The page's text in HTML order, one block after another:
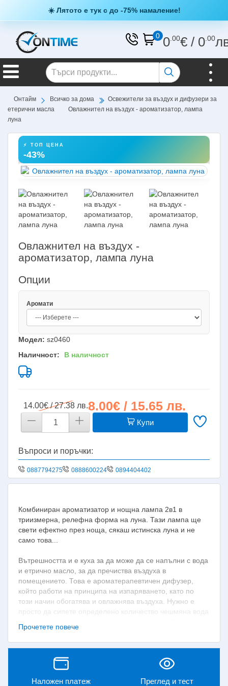
☀️ Лятото е тук с до -75% намаление!
0 0.00€/ 0.00
Онтайм Всичко за дома
Освежители за въздух и дифузери за
етерични масла
Овлажнител на въздух - ароматизатор, лампа
луна
⚡ ТОП ЦЕНА
-43%
Овлажнител на въздух -
ароматизатор, лампа луна
Опции
Аромати
Модел: sz0460
Наличност:
В наличност
14.00€ / 27.38 лв.8.00€ / 15.65 лв.
Купи
Въпроси и поръчки:
0887794275 0888600224 0894404402
Комбиниран ароматизатор и нощна лампа 2в1 в
триизмерна, релефна форма на луна. Тази лампа ще
свети ефектно през ноща, сякаш истинска луна и не
само това...
Вътрешността и е куха за да може да се напълни с вода
и етрично масло, за да пречиства въздуха в
помещението. Това е ароматерапевтичен дифузер,
който работи на принципа на изпаряването, като по
този начин обогатява и овлажнява въздуха. Нужно е
просто да сипете определено количество чешмяна вода
включи, лампата ще засвети и започне да изпарява
водна мъгла, отделяйки свеж аромат с мирис на
Нощна лампа тип дифузер и овлажнител свети в
различни цветове. С реалистичната си 3D форма
Прочетете повече
Наложен платеж Преглед и тест